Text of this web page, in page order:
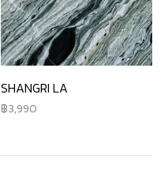
SHANGRI LA
3,990